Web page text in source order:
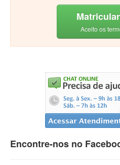
Aceito os
Encontre-nos no